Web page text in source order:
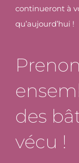
continueront à
qu’aujourd’hui !
des
vécu !